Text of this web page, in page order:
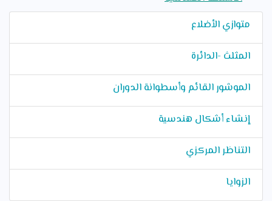
متوازي الأضلاع
المثلث -الدائرة
الموشور القائم وأسطوانة الدوران
إنشاء أشكال هندسية
التناظر المركزي
الزوايا